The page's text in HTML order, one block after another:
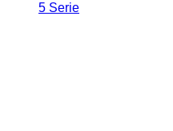
5 Serie